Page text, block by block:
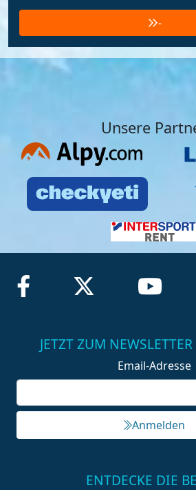
-
Unsere
JETZT ZUM
Email-Adresse
Anmelden
ENTDECKE DIE